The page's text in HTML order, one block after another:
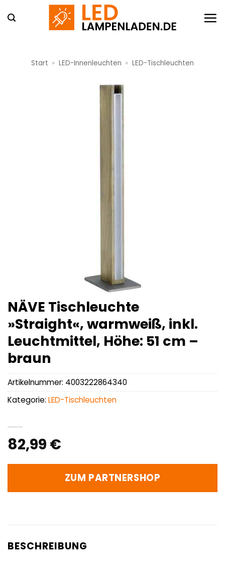
Inhalt
Start » LED-Innenleuchten » LED-Tischleuchten
NÄVE Tischleuchte
»Straight«, warmweiß, inkl.
Leuchtmittel, Höhe: 51 cm –
braun
82,99 €
ZUM PARTNERSHOP
Artikelnummer: 4003222864340
Kategorie: LED-Tischleuchten
BESCHREIBUNG